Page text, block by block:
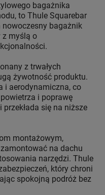
bagażnika
to Thule Squarebar
nowoczesny bagażnik
z myślą o
z trwałych
żywotność produktu.
i aerodynamiczna, co
i poprawę
się na niższe
montażowym,
na dachu
narzędzi. Thule
który chroni
spokojną podróż bez